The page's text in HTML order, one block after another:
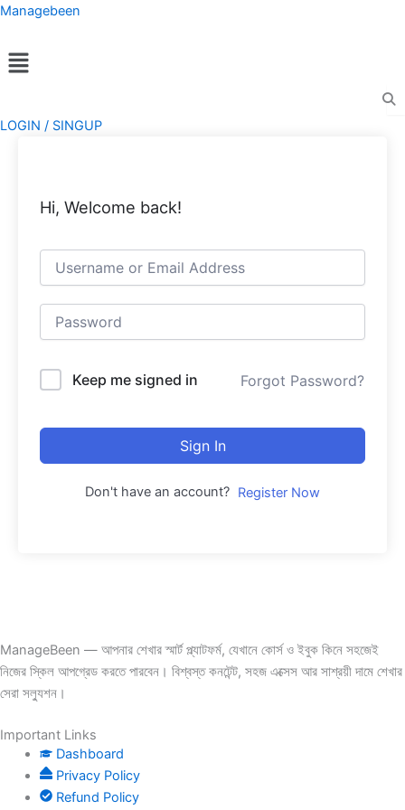
Skip
content
Managebeen
Menu
LOGIN / SINGUP
Hi, Welcome back!
Keep me signed in Forgot Password?
Sign In
Don't have an account? Register Now
ManageBeen — আপনার শেখার স্মার্ট প্ল্যাটফর্ম, যেখানে কোর্স ও ইবুক কিনে সহজেই
নিজের স্কিল আপগ্রেড করতে পারবেন। বিশ্বস্ত কনটেন্ট, সহজ এক্সেস আর সাশ্রয়ী দামে শেখার
সেরা সল্যুশন।
Important Links
Dashboard
Privacy Policy
Refund Policy